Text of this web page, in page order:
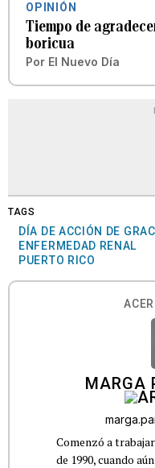
OPINIÓN
Tiempo de
boricua
Por El Nuevo Día
TAGS
DÍA DE ACCIÓN DE
ENFERMEDAD RENAL
PUERTO RICO
MARGA
Comenzó a
de 1990, cuando